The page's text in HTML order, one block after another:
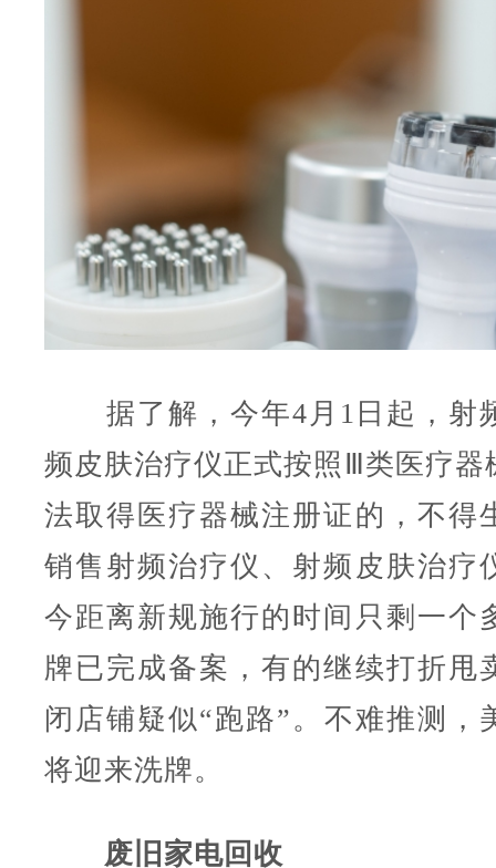
据了解，今年4月1日起，射
频皮肤治疗仪正式按照Ⅲ类医疗器
法取得医疗器械注册证的，不得
销售射频治疗仪、射频皮肤治疗
今距离新规施行的时间只剩一个
牌已完成备案，有的继续打折甩
闭店铺疑似“跑路”。不难推测，
将迎来洗牌。
废旧家电回收